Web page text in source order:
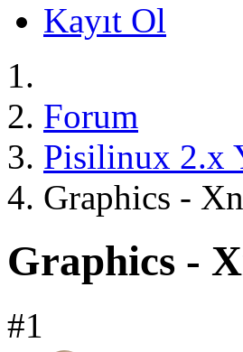
Kayıt Ol
Forum
Pisilinux 2.x
Graphics -
Graphics -
#1